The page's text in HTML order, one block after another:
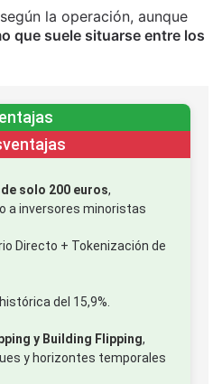
la operación, aunque
que suele situarse entre los
solo 200 euros,
a inversores minoristas
Directo + Tokenización de
del 15,9%.
y Building Flipping,
y horizontes temporales